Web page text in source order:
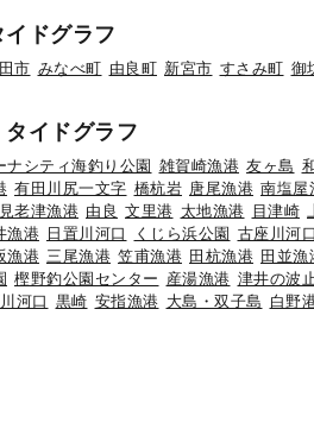
ドグラフ
市 みなべ町 由良町 新宮市 すさみ町 御
イドグラフ
ナシティ海釣り公園 雑賀崎漁港 友ヶ島
有田川尻一文字 橋杭岩 唐尾漁港 南塩屋
見老津漁港 由良 文里港 太地漁港 目津崎
漁港 日置川河口 くじら浜公園 古座川河口
漁港 三尾漁港 笠甫漁港 田杭漁港 田並漁
樫野釣公園センター 産湯漁港 津井の波
河口 黒崎 安指漁港 大島・双子島 白野